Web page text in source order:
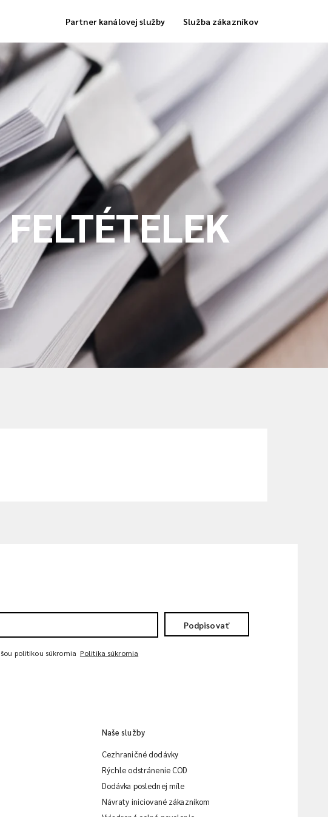
Služba skladovania
Dodávka plnenia objednávky
Dodávka chladných kolónok
Partner kanálovej služby Služba zákazníkov
Podpisovať
politikou súkromia Politika súkromia
Naše služby
Cezhraničné dodávky
Rýchle odstránenie COD
Dodávka poslednej míle
Návraty iniciované zákazníkom